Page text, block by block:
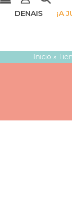
DENAIS ¡A
Inicio »